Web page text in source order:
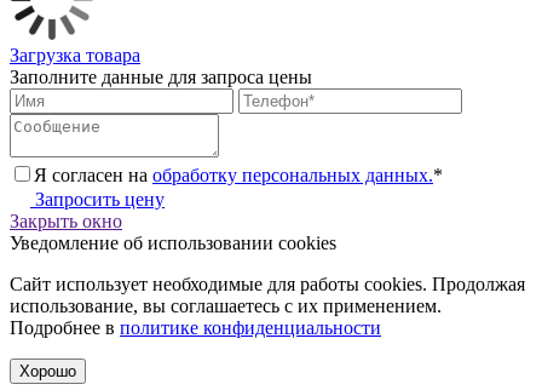
Загрузка товара
Заполните данные для запроса цены
Я согласен на обработку персональных данных.*
Запросить цену
Закрыть окно
Уведомление об использовании cookies
Сайт использует необходимые для работы cookies. Продолжая
использование, вы соглашаетесь с их применением.
Подробнее в политике конфиденциальности
Хорошо